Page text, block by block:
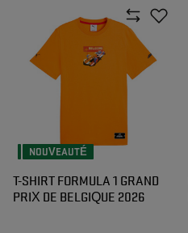
NOUVEAUTÉ
T-SHIRT FORMULA 1 GRAND
PRIX DE BELGIQUE 2026